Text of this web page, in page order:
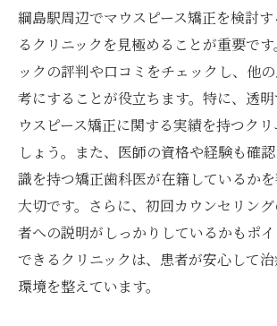
綱島駅周辺でマウスピース矯正を検討
るクリニックを見極めることが重要で
ックの評判や口コミをチェックし、他
考にすることが役立ちます。特に、透
ウスピース矯正に関する実績を持つク
しょう。また、医師の資格や経験も確
識を持つ矯正歯科医が在籍しているか
大切です。さらに、初回カウンセリン
者への説明がしっかりしているかもポ
できるクリニックは、患者が安心して
環境を整えています。